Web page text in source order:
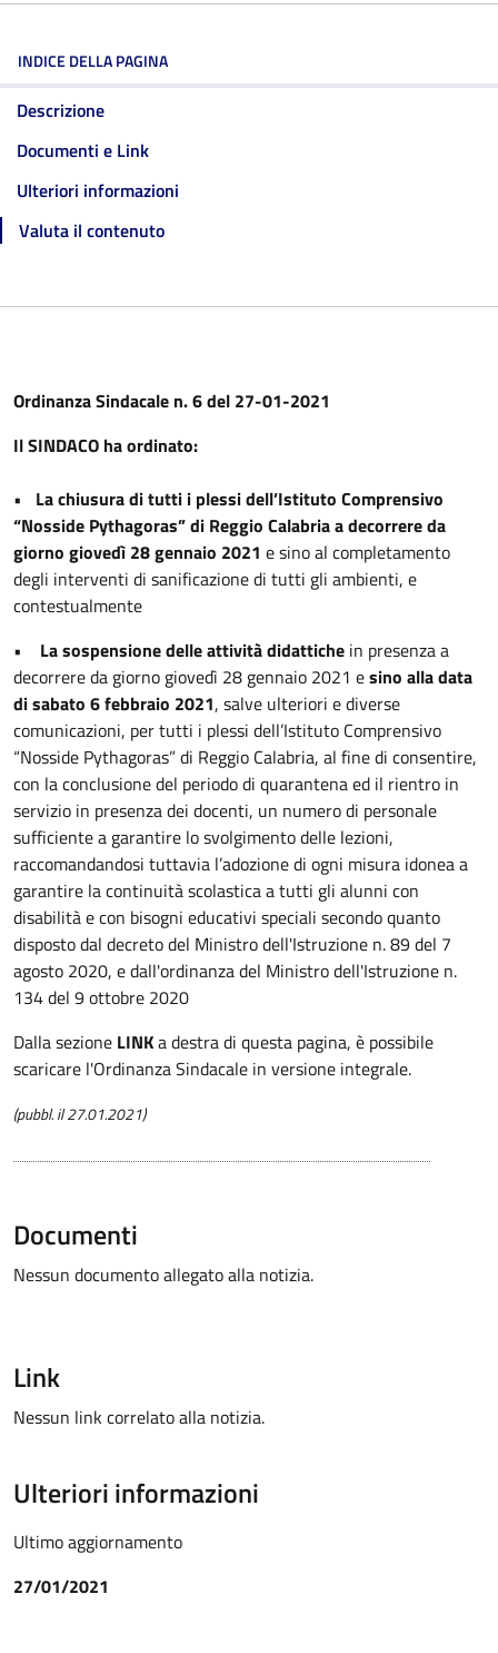
INDICE DELLA PAGINA
Descrizione
Documenti e Link
Ulteriori informazioni
Valuta il contenuto
Ordinanza Sindacale n. 6 del 27-01-2021
Il SINDACO ha ordinato:
• La chiusura di tutti i plessi dell’Istituto Comprensivo
“Nosside Pythagoras” di Reggio Calabria a decorrere da
giorno giovedì 28 gennaio 2021 e sino al completamento
degli interventi di sanificazione di tutti gli ambienti, e
contestualmente
• La sospensione delle attività didattiche in presenza a
decorrere da giorno giovedì 28 gennaio 2021 esino alla data
disabato 6 febbraio 2021, salve ulteriori e diverse
comunicazioni, per tutti i plessi dell’Istituto Comprensivo
“Nosside Pythagoras” di Reggio Calabria, al fine di consentire,
con la conclusione del periodo di quarantena ed il rientro in
servizio in presenza dei docenti, un numero di personale
sufficiente a garantire lo svolgimento delle lezioni,
raccomandandosi tuttavia l’adozione di ogni misura idonea a
garantire la continuità scolastica a tutti gli alunni con
disabilità e con bisogni educativi speciali secondo quanto
disposto dal decreto del Ministro dell'Istruzione n. 89 del 7
agosto 2020, e dall'ordinanza del Ministro dell'Istruzione n.
134 del 9 ottobre 2020
Dalla sezione LINKa destra di questa pagina, è possibile
scaricare l'Ordinanza Sindacale in versione integrale.
(pubbl. il 27.01.2021)
Documenti
Nessun documento allegato alla notizia.
Link
Nessun link correlato alla notizia.
Ulteriori informazioni
Ultimo aggiornamento
27/01/2021